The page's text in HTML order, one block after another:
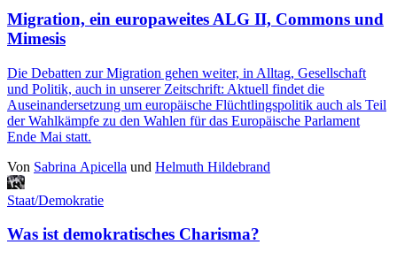
Migration, ein europaweites ALG II, Commons und
Mimesis
Die Debatten zur Migration gehen weiter, in Alltag, Gesellschaft
und Politik, auch in unserer Zeitschrift: Aktuell findet die
Auseinandersetzung um europäische Flüchtlingspolitik auch als Teil
der Wahlkämpfe zu den Wahlen für das Europäische Parlament
Ende Mai statt.
Von Sabrina Apicella und Helmuth Hildebrand
Staat/Demokratie
Was ist demokratisches Charisma?